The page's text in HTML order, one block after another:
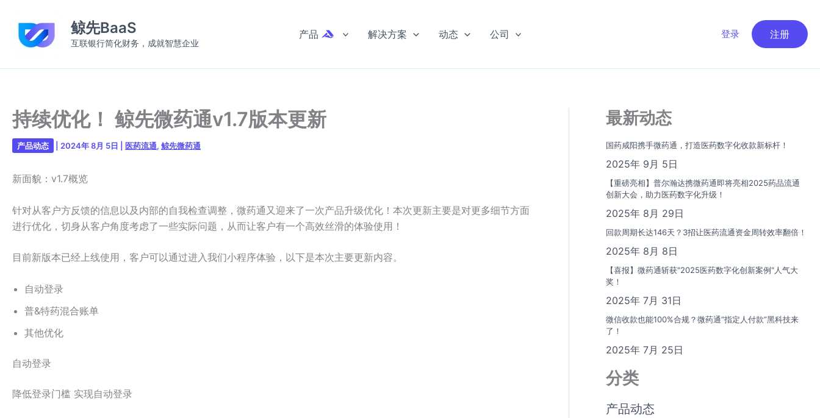
鲸先BaaS
互联银行简化财务，成就智慧企业
产品 解决方案 动态 公司 登录 注册
持续优化！ 鲸先微药通v1.7版本更新
产品动态 2024年 8月 5日 医药流通, 鲸先微药通
新面貌：v1.7概览
针对从客户方反馈的信息以及内部的自我检查调整，微药通又迎来了一次产品升级优化！本次更新主要是对更多细节方面
进行优化，切身从客户角度考虑了一些实际问题，从而让客户有一个高效丝滑的体验使用！
目前新版本已经上线使用，客户可以通过进入我们小程序体验，以下是本次主要更新内容。
自动登录
普&特药混合账单
其他优化
自动登录
降低登录门槛 实现自动登录
最新动态
国药咸阳携手微药通，打造医药数字化收款新标杆！
2025年 9月 5日
【重磅亮相】普尔瀚达携微药通即将亮相2025药品流通
创新大会，助力医药数字化升级！
2025年 8月 29日
回款周期长达146天？3招让医药流通资金周转效率翻倍！
2025年 8月 8日
【喜报】微药通斩获"2025医药数字化创新案例"人气大
奖！
2025年 7月 31日
微信收款也能100%合规？微药通“指定人付款”黑科技来
了！
2025年 7月 25日
分类
产品动态